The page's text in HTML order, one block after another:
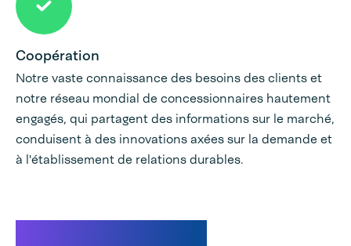
Coopération
Notre vaste connaissance des besoins des clients et
notre réseau mondial de concessionnaires hautement
engagés, qui partagent des informations sur le marché,
conduisent à des innovations axées sur la demande et
à l'établissement de relations durables.